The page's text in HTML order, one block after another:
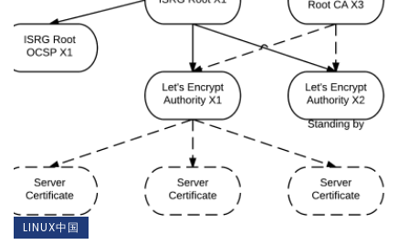
LINUX中国